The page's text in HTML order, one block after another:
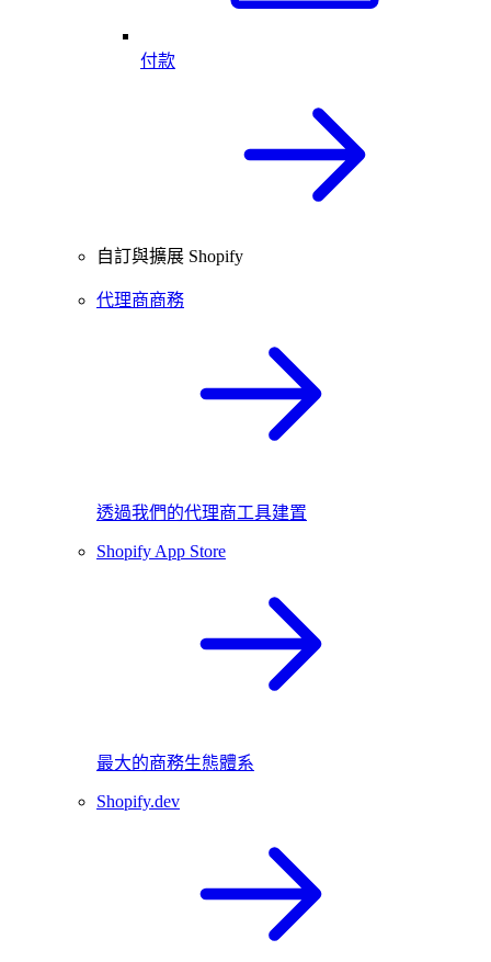
付款
自訂與擴展 Shopify
代理商商務
透過我們的代理商工具建置
Shopify App Store
最大的商務生態體系
Shopify.dev